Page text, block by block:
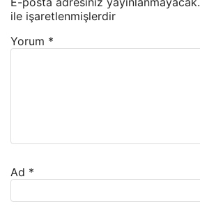
ile işaretlenmişlerdir
Yorum *
Ad *